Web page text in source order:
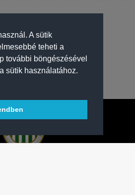
A sütik
teheti a
további böngészésével
sütik használatához.